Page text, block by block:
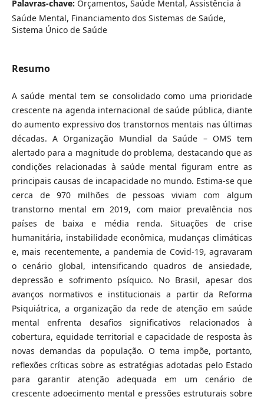
Palavras-chave: Orçamentos, Saúde Mental, Assistência à
Saúde Mental, Financiamento dos Sistemas de Saúde,
Sistema Único de Saúde
Resumo
A saúde mental tem se consolidado como uma prioridade
crescente na agenda internacional de saúde pública, diante
do aumento expressivo dos transtornos mentais nas últimas
décadas. A Organização Mundial da Saúde – OMS tem
alertado para a magnitude do problema, destacando que as
condições relacionadas à saúde mental figuram entre as
principais causas de incapacidade no mundo. Estima-se que
cerca de 970 milhões de pessoas viviam com algum
transtorno mental em 2019, com maior prevalência nos
países de baixa e média renda. Situações de crise
humanitária, instabilidade econômica, mudanças climáticas
e, mais recentemente, a pandemia de Covid-19, agravaram
o cenário global, intensificando quadros de ansiedade,
depressão e sofrimento psíquico. No Brasil, apesar dos
avanços normativos e institucionais a partir da Reforma
Psiquiátrica, a organização da rede de atenção em saúde
mental enfrenta desafios significativos relacionados à
cobertura, equidade territorial e capacidade de resposta às
novas demandas da população. O tema impõe, portanto,
reflexões críticas sobre as estratégias adotadas pelo Estado
para garantir atenção adequada em um cenário de
crescente adoecimento mental e pressões estruturais sobre